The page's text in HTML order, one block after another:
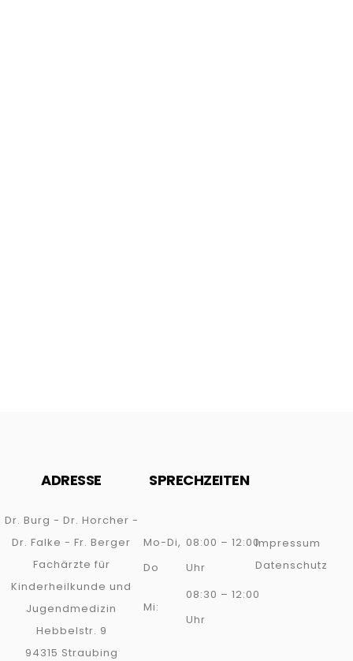
ADRESSE
Dr. Burg - Dr. Horcher -
Dr. Falke - Fr. Berger
Fachärzte für
Kinderheilkunde und
Jugendmedizin
Hebbelstr. 9
94315 Straubing
SPRECHZEITEN
Mo-Di,
Do
08:00 – 12:00
Uhr
Mi:
08:30 – 12:00
Uhr
Impressum
Datenschutz